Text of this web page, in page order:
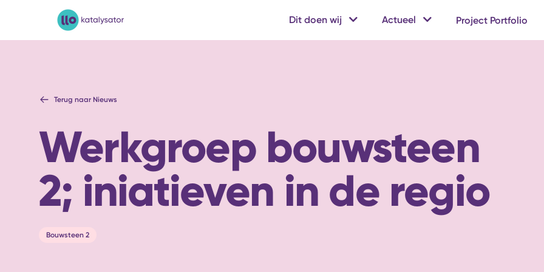
LLO-Katalysator Dit doen wij Actueel Project Portfolio
Terug naar Nieuws
Werkgroep bouwsteen
2; iniatieven in de regio
Bouwsteen 2